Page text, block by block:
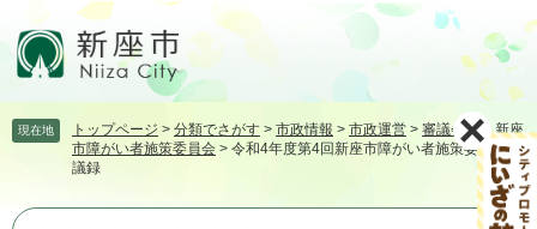
頭飛
て
現在地 トップページ > 分類でさがす > 市政情報 > 市政運営 > 審議会等>新座
市障がい者施策委員会 > 令和4年度第4回新座市障がい者施策委員会会
議録